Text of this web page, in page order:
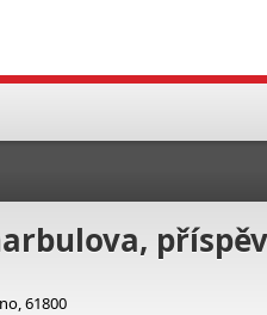
61800